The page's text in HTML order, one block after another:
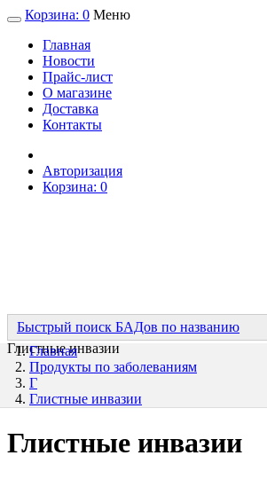
Корзина: 0 Меню
Главная
Новости
Прайс-лист
О магазине
Доставка
Контакты
Авторизация
Корзина: 0
Быстрый поиск БАДов по названию
Глистные инвазии
Главная
Продукты по заболеваниям
Г
Глистные инвазии
Глистные инвазии